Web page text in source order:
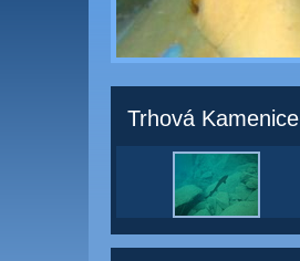
Trhová Kamenice